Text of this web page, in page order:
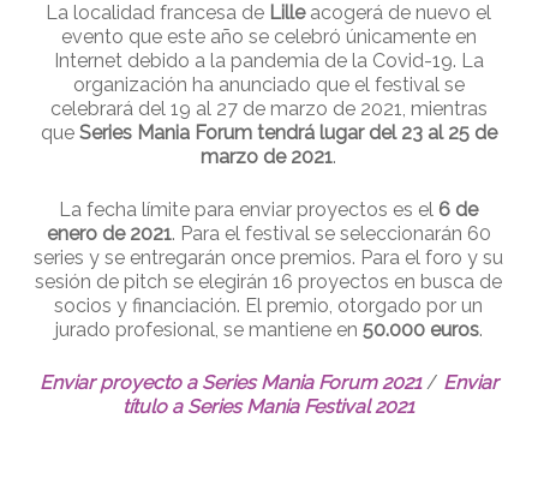
La localidad francesa de Lilleacogerá de nuevo el
evento que este año se celebró únicamente en
Internet debido a la pandemia de la Covid-19. La
organización ha anunciado que el festival se
celebrará del 19 al 27 de marzo de 2021, mientras
que Series Mania Forum tendrá lugar del 23 al 25 de
marzo de 2021.
La fecha límite para enviar proyectos es el 6 de
enero de 2021. Para el festival se seleccionarán 60
series y se entregarán once premios. Para el foro y su
sesión de pitch se elegirán 16 proyectos en busca de
socios y financiación. El premio, otorgado por un
jurado profesional, se mantiene en 50.000 euros.
Enviar proyecto a Series Mania Forum 2021/ Enviar
título a Series Mania Festival 2021